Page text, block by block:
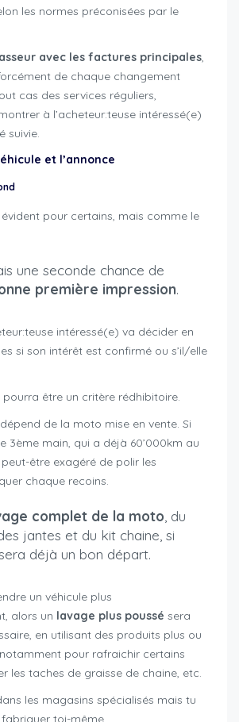
les normes préconisées par le
avec les factures principales
de chaque changement
cas des services réguliers,
à l’acheteur:teuse intéressé(e)
suivie.
et l’annonce
pour certains, mais comme le
une seconde chance de
première impression.
intéressé(e) va décider en
si son intérêt est confirmé ou s’il/elle
être un critère rédhibitoire.
de la moto mise en vente. Si
3ème main, qui a déjà 60’000km au
être exagéré de polir les
chaque recoins.
complet de la moto , du
jantes et du kit chaine, si
déjà un bon départ.
un véhicule plus
alors un lavage plus poussé sera
en utilisant des produits plus ou
pour rafraichir certains
les taches de graisse de chaine, etc.
les magasins spécialisés mais tu
toi-même.